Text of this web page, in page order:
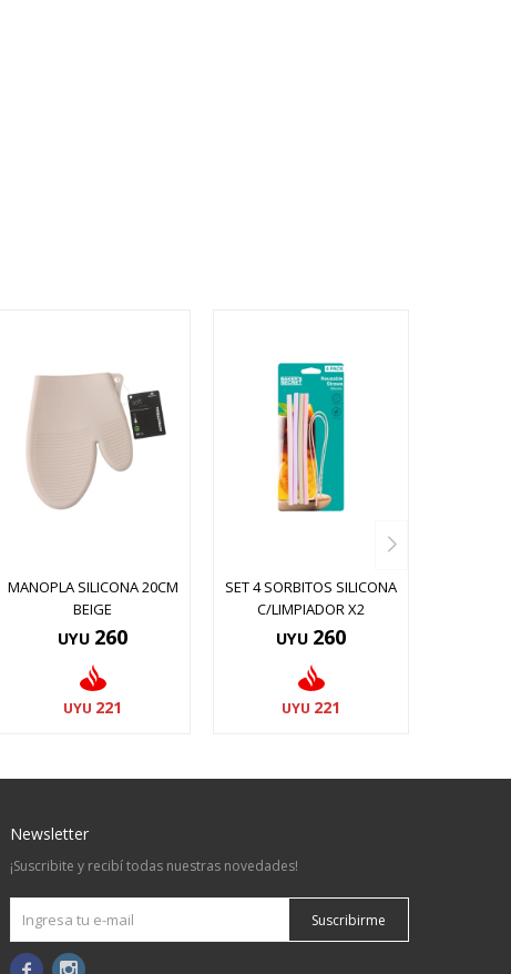
MANOPLA SILICONA 20CM
BEIGE
UYU 260
UYU 221
SET 4 SORBITOS SILICONA
C/LIMPIADOR X2
UYU 260
UYU 221
Newsletter
¡Suscribite y recibí todas nuestras novedades!
Suscribirme
 